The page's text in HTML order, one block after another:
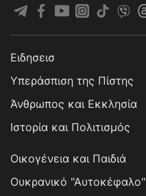
Ειδησεισ
Υπεράσπιση της Πίστης
Άνθρωπος και Εκκλησία
Ιστορία και Πολιτισμός
Οικογένεια και Παιδιά
Ουκρανικό "Αυτοκέφαλο"